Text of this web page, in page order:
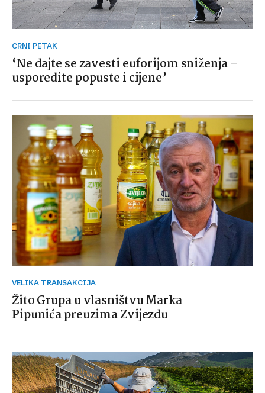
CRNI PETAK
‘Ne dajte se zavesti euforijom sniženja –
usporedite popuste i cijene’
VELIKA TRANSAKCIJA
Žito Grupa u vlasništvu Marka
Pipunića preuzima Zvijezdu